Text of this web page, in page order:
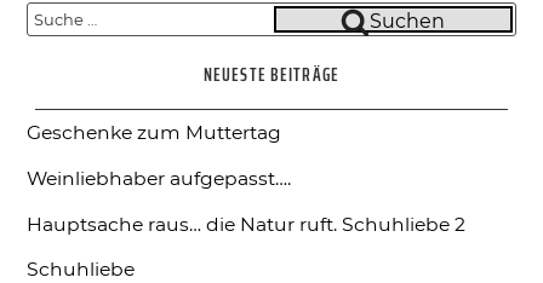
Suche
Suchen
NEUESTE BEITRÄGE
Geschenke zum Muttertag
Weinliebhaber aufgepasst….
Hauptsache raus… die Natur ruft. Schuhliebe 2
Schuhliebe